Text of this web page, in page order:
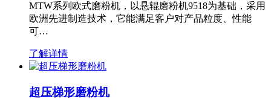
MTW系列欧式磨粉机，以悬辊磨粉机9518为基础，采用
欧洲先进制造技术，它能满足客户对产品粒度、性能
可…
了解详情
超压梯形磨粉机